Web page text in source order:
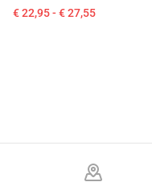
€ 22,95 - € 27,55